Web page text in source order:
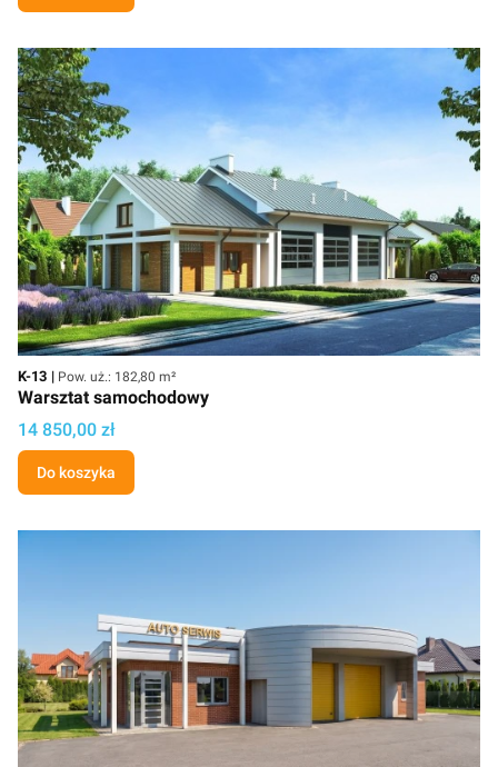
Kod
K-13 Powierzchnia użytkowa
Pow. uż.: 182,80 m²
Warsztat samochodowy
Cena
14 850,00 zł
Do koszyka